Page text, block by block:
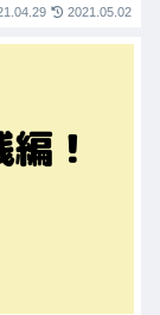
2021.05.02